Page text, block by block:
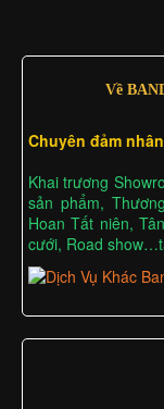
Về
Chuyên đảm
Khai trương
sản phẩm,
Hoan Tất niên,
cưới, Road